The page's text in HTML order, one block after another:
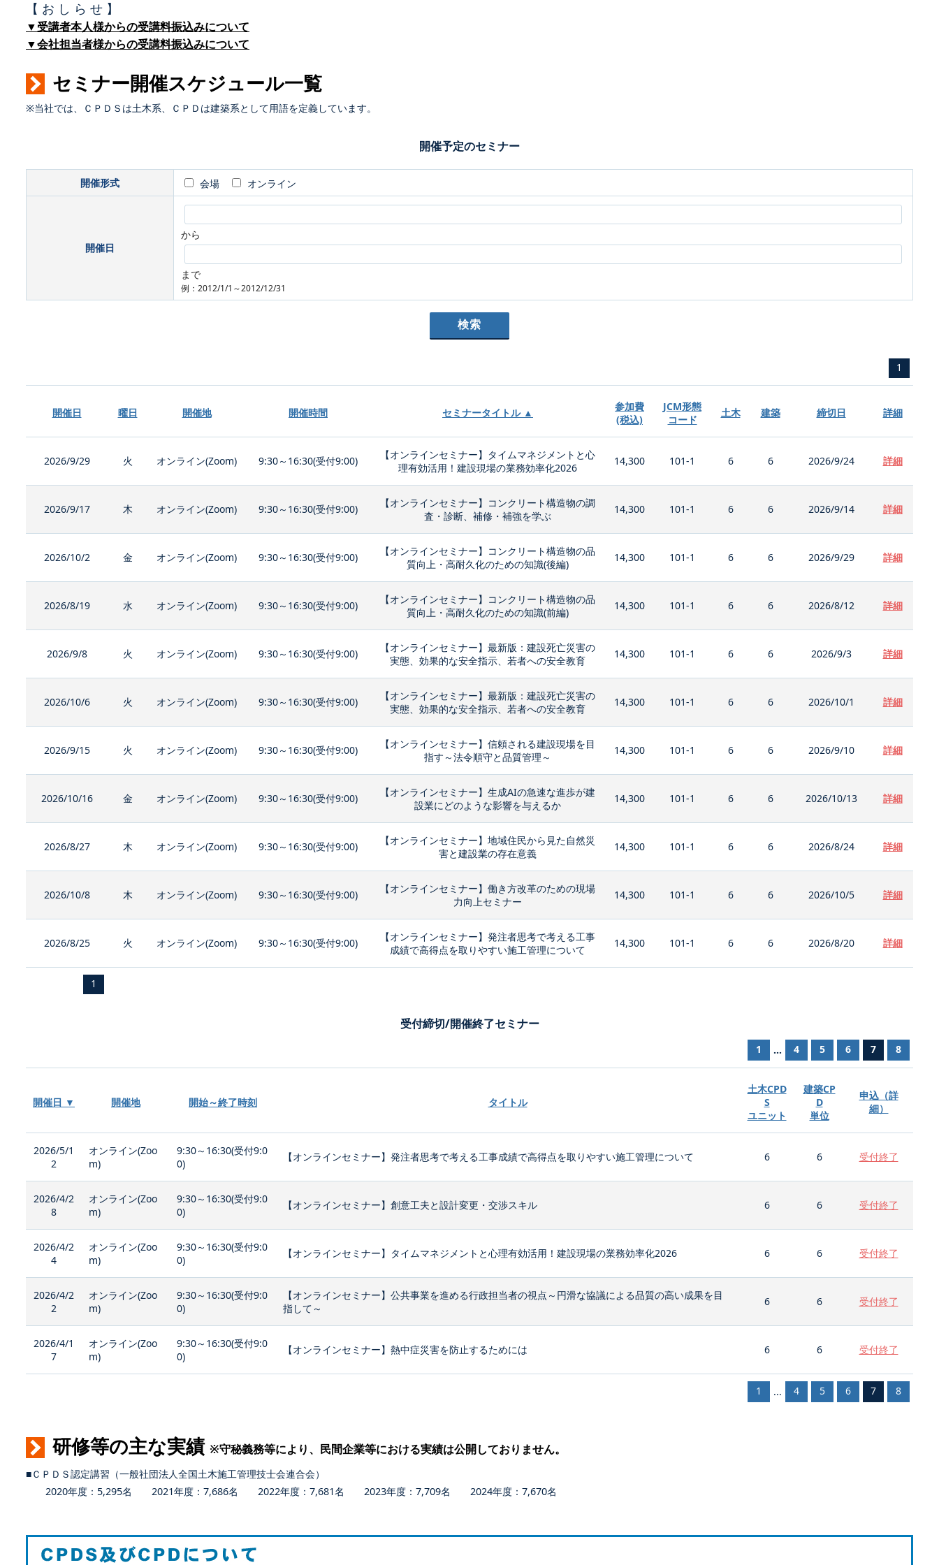
【 お し ら せ 】
▼受講者本人様からの受講料振込みについて
▼会社担当者様からの受講料振込みについて
セミナー開催スケジュール一覧
※当社では、ＣＰＤＳは土木系、ＣＰＤは建築系として用語を定義しています。
開催予定のセミナー
開催形式 会場 オンライン
開催日
から
まで
例：2012/1/1～2012/12/31
1
開催日 曜日 開催地 開催時間 セミナータイトル ▲
参加費
(税込)
JCM形態
コード
土木 建築 締切日 詳細
2026/9/29 火 オンライン(Zoom) 9:30～16:30(受付9:00)
【オンラインセミナー】タイムマネジメントと心
理有効活用！建設現場の業務効率化2026
14,300 101-1 6 6 2026/9/24 詳細
2026/9/17 木 オンライン(Zoom) 9:30～16:30(受付9:00)
【オンラインセミナー】コンクリート構造物の調
査・診断、補修・補強を学ぶ
14,300 101-1 6 6 2026/9/14 詳細
2026/10/2 金 オンライン(Zoom) 9:30～16:30(受付9:00)
【オンラインセミナー】コンクリート構造物の品
質向上・高耐久化のための知識(後編)
14,300 101-1 6 6 2026/9/29 詳細
2026/8/19 水 オンライン(Zoom) 9:30～16:30(受付9:00)
【オンラインセミナー】コンクリート構造物の品
質向上・高耐久化のための知識(前編)
14,300 101-1 6 6 2026/8/12 詳細
2026/9/8 火 オンライン(Zoom) 9:30～16:30(受付9:00)
【オンラインセミナー】最新版：建設死亡災害の
実態、効果的な安全指示、若者への安全教育
14,300 101-1 6 6 2026/9/3 詳細
2026/10/6 火 オンライン(Zoom) 9:30～16:30(受付9:00)
【オンラインセミナー】最新版：建設死亡災害の
実態、効果的な安全指示、若者への安全教育
14,300 101-1 6 6 2026/10/1 詳細
2026/9/15 火 オンライン(Zoom) 9:30～16:30(受付9:00)
【オンラインセミナー】信頼される建設現場を目
指す～法令順守と品質管理～
14,300 101-1 6 6 2026/9/10 詳細
2026/10/16 金 オンライン(Zoom) 9:30～16:30(受付9:00)
【オンラインセミナー】生成AIの急速な進歩が建
設業にどのような影響を与えるか
14,300 101-1 6 6 2026/10/13 詳細
2026/8/27 木 オンライン(Zoom) 9:30～16:30(受付9:00)
【オンラインセミナー】地域住民から見た自然災
害と建設業の存在意義
14,300 101-1 6 6 2026/8/24 詳細
2026/10/8 木 オンライン(Zoom) 9:30～16:30(受付9:00)
【オンラインセミナー】働き方改革のための現場
力向上セミナー
14,300 101-1 6 6 2026/10/5 詳細
2026/8/25 火 オンライン(Zoom) 9:30～16:30(受付9:00)
【オンラインセミナー】発注者思考で考える工事
成績で高得点を取りやすい施工管理について
14,300 101-1 6 6 2026/8/20 詳細
1
受付締切/開催終了セミナー
1 ... 4 5 6 7 8
開催日 ▼ 開催地 開始～終了時刻 タイトル
土木CPD
S
ユニット
建築CP
D
単位
申込（詳
細）
2026/5/1
2
オンライン(Zoo
m)
9:30～16:30(受付9:0
0)
【オンラインセミナー】発注者思考で考える工事成績で高得点を取りやすい施工管理について 6 6 受付終了
2026/4/2
8
オンライン(Zoo
m)
9:30～16:30(受付9:0
0)
【オンラインセミナー】創意工夫と設計変更・交渉スキル 6 6 受付終了
2026/4/2
4
オンライン(Zoo
m)
9:30～16:30(受付9:0
0)
【オンラインセミナー】タイムマネジメントと心理有効活用！建設現場の業務効率化2026 6 6 受付終了
2026/4/2
2
オンライン(Zoo
m)
9:30～16:30(受付9:0
0)
【オンラインセミナー】公共事業を進める行政担当者の視点～円滑な協議による品質の高い成果を目
指して～
6 6 受付終了
2026/4/1
7
オンライン(Zoo
m)
9:30～16:30(受付9:0
0)
【オンラインセミナー】熱中症災害を防止するためには 6 6 受付終了
1 ... 4 5 6 7 8
研修等の主な実績 ※守秘義務等により、民間企業等における実績は公開しておりません。
■ＣＰＤＳ認定講習（一般社団法人全国土木施工管理技士会連合会）
2020年度：5,295名 2021年度：7,686名 2022年度：7,681名 2023年度：7,709名 2024年度：7,670名